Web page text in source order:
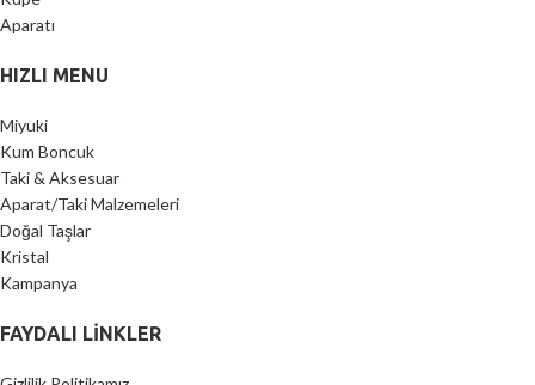
HIZLI MENU
Miyuki
Kum Boncuk
Taki & Aksesuar
Aparat/Taki Malzemeleri
Doğal Taşlar
Kristal
Kampanya
FAYDALI LİNKLER